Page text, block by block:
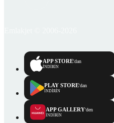
APP STORE'dan
İNDİRİN
PLAY STORE'dan
İNDİRİN
APP GALLERY'den
İNDİRİN